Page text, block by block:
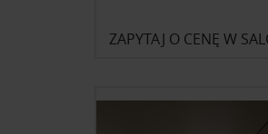
ZAPYTAJ O CENĘ W